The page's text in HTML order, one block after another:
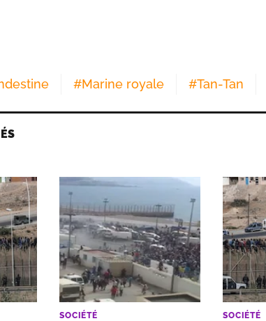
#Marine royale #Tan-Tan
SOCIÉTÉ SOCIÉTÉ